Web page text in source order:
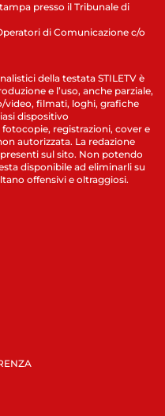
presso il Tribunale di
di Comunicazione c/o
della testata STILETV è
e l’uso, anche parziale,
filmati, loghi, grafiche
dispositivo
registrazioni, cover e
autorizzata. La redazione
sul sito. Non potendo
disponibile ad eliminarli su
offensivi e oltraggiosi.